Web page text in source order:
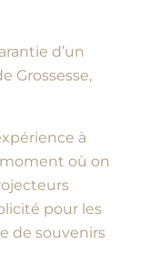
d’un
Grossesse,
à
moment où on
pour les
de souvenirs